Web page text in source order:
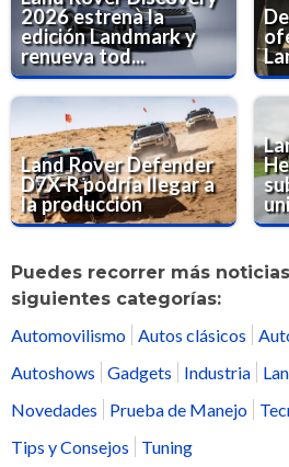
2026 estrena la
edición Landmark y
renueva tod...
Land Rover Defender
D7X-R podría llegar a
la producción
Puedes recorrer más
siguientes categorías:
Automovilismo Autos clásicos
Autoshows
Gadgets Industria
Novedades
Prueba de Manejo
Tips y Consejos
Tuning